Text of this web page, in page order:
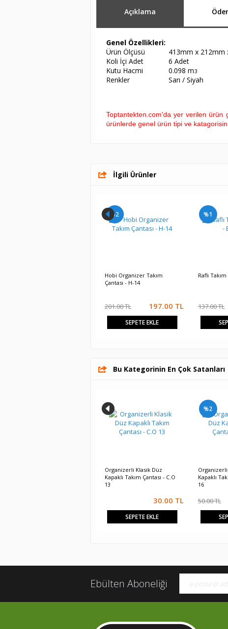
Açıklama
Genel Özellikleri:
Ürün Ölçüsü 413mm x 212mm
Koli İçi Adet
6 Adet
Kutu Hacmi
0.098 m3
Renkler Sarı / Siyah
Toptantekten.com'da yer verilen ürün
ürünlerde genel ürün tipi ve
İlgili Ürünler
%2
Hobi Organizer Takım
Çantası - H-14
201.00 TL 197.00 TL
SEPETE EKLE
%1
Raflı
137.00 TL
Bu Kategorinin En Çok Satanları
Organizerli Klasik Düz
Kapaklı Takım Çantası - C.O
13
30.00 TL
SEPETE EKLE
%2
Organizerli
Kapaklı
16
50.00 TL
Ebülten Aboneliği